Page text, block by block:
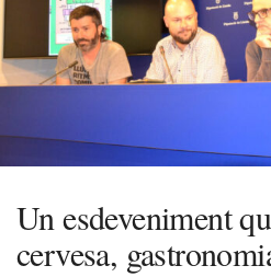
Un esdeveniment
cervesa,